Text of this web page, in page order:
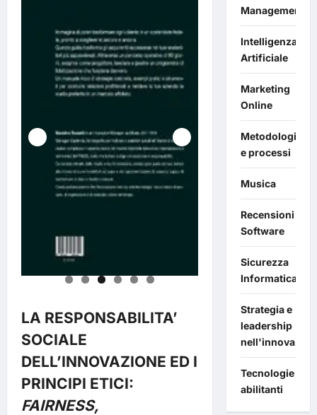
LA RESPONSABILITA’
SOCIALE
DELL’INNOVAZIONE ED I
PRINCIPI ETICI:
FAIRNESS,
Management
Intelligenza
Artificiale
Marketing
Online
Metodologie
e processi
Musica
Recensioni
Software
Sicurezza
Informatica
Strategia e
leadership
Tecnologie
abilitanti